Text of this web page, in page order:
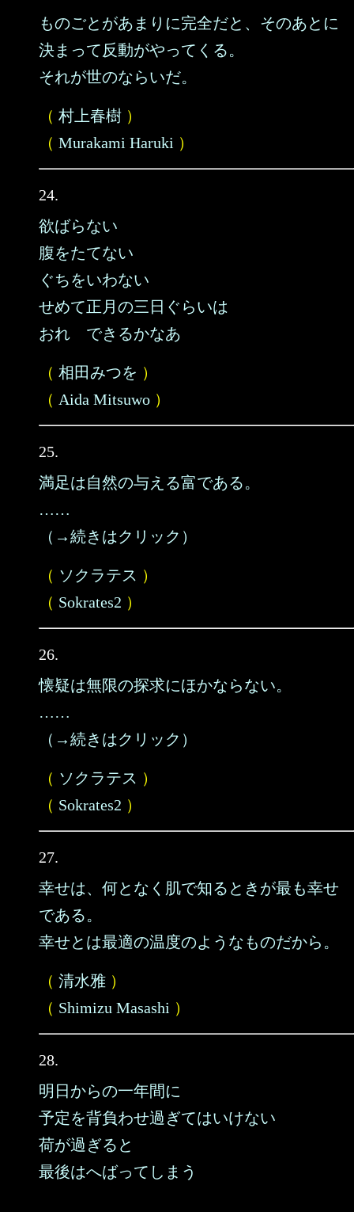
ものごとがあまりに完全だと、そのあとに
決まって反動がやってくる。
それが世のならいだ。
（ 村上春樹 ）
（ Murakami Haruki ）
24.
欲ばらない
腹をたてない
ぐちをいわない
せめて正月の三日ぐらいは
おれ できるかなあ
（ 相田みつを ）
（ Aida Mitsuwo ）
25.
満足は自然の与える富である。
……
（→続きはクリック）
（ ソクラテス ）
（ Sokrates2 ）
26.
懐疑は無限の探求にほかならない。
……
（→続きはクリック）
（ ソクラテス ）
（ Sokrates2 ）
27.
幸せは、何となく肌で知るときが最も幸せ
である。
幸せとは最適の温度のようなものだから。
（ 清水雅 ）
（ Shimizu Masashi ）
28.
明日からの一年間に
予定を背負わせ過ぎてはいけない
荷が過ぎると
最後はへばってしまう